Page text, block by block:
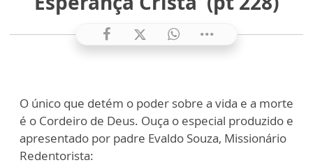
O único que detém o poder sobre a vida e a morte
é o Cordeiro de Deus. Ouça o especial produzido e
apresentado por padre Evaldo Souza, Missionário
Redentorista: